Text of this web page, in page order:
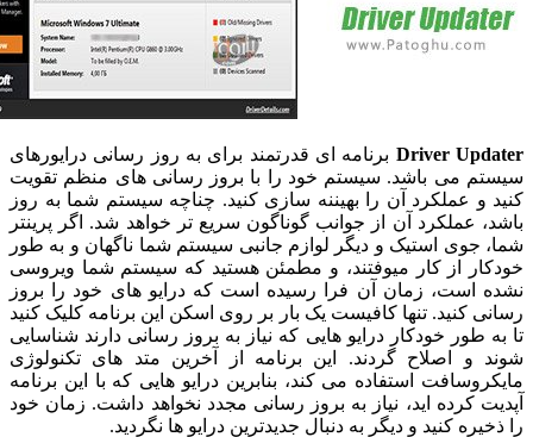
Driverبرنامه ای قدرتمند برای به روز رسانی درایورهای
می باشد. سیستم خود را با بروز رسانی های منظم تقویت
عملکرد آن را بهیننه سازی کنید. چناچه سیستم شما به روز
عملکرد آن از جوانب گوناگون سریع تر خواهد شد. اگر پرینتر
استیک و دیگر لوازم جانبی سیستم شما ناگهان و به طور
از کار میوفتند، و مطمئن هستید که سیستم شما ویروسی
زمان آن فرا رسیده است که درایو های خود را بروز
کنید. تنها کافیست یک بار بر روی اسکن این برنامه کلیک کنید
خودکار درایو هایی که نیاز به بروز رسانی دارند شناسایی
اصلاح گردند. این برنامه از آخرین متد های تکنولوژی
استفاده می کند، بنابرین درایو هایی که با این برنامه
کرده اید، نیاز به بروز رسانی مجدد نخواهد داشت. زمان خود
کنید و دیگر به دنبال جدیدترین درایو ها نگردید.